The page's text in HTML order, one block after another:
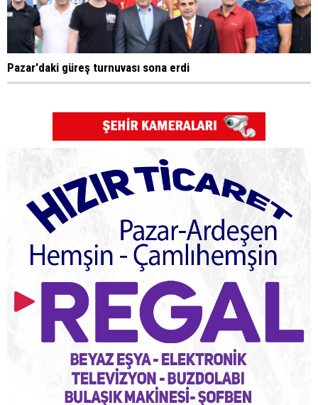
Pazar'daki güreş turnuvası sona erdi